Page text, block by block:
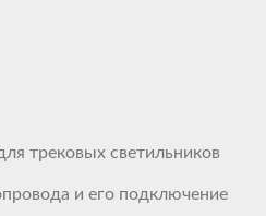
трековых светильников
и его подключение